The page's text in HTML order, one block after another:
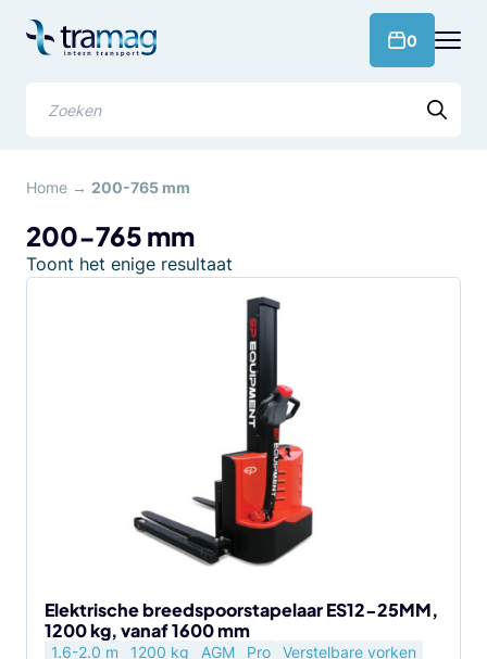
naar
0
Home → 200-765 mm
200-765 mm
Toont het enige resultaat
Elektrische breedspoorstapelaar ES12-25MM,
1200 kg, vanaf 1600 mm
1.6-2.0 m 1200 kg AGM Pro Verstelbare vorken
de
productpagina